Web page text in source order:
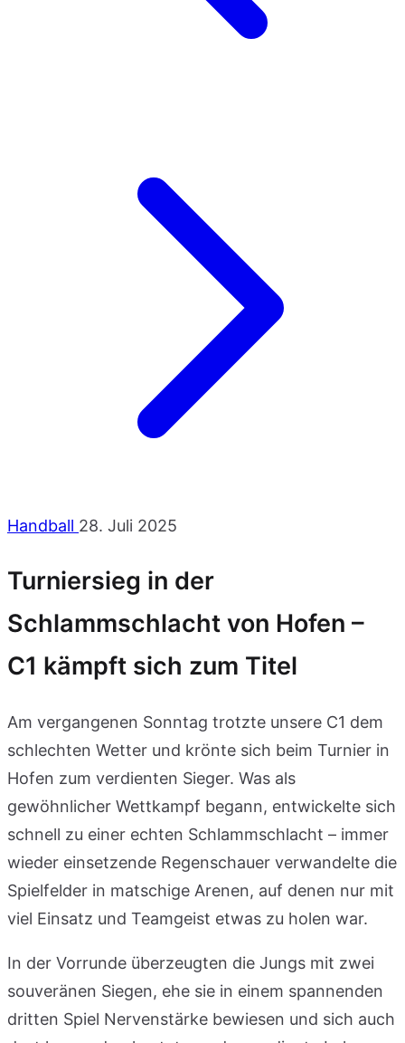
Handball 28. Juli 2025
Turniersieg in der
Schlammschlacht von Hofen –
C1 kämpft sich zum Titel
Am vergangenen Sonntag trotzte unsere C1 dem
schlechten Wetter und krönte sich beim Turnier in
Hofen zum verdienten Sieger. Was als
gewöhnlicher Wettkampf begann, entwickelte sich
schnell zu einer echten Schlammschlacht – immer
wieder einsetzende Regenschauer verwandelte die
Spielfelder in matschige Arenen, auf denen nur mit
viel Einsatz und Teamgeist etwas zu holen war.
In der Vorrunde überzeugten die Jungs mit zwei
souveränen Siegen, ehe sie in einem spannenden
dritten Spiel Nervenstärke bewiesen und sich auch